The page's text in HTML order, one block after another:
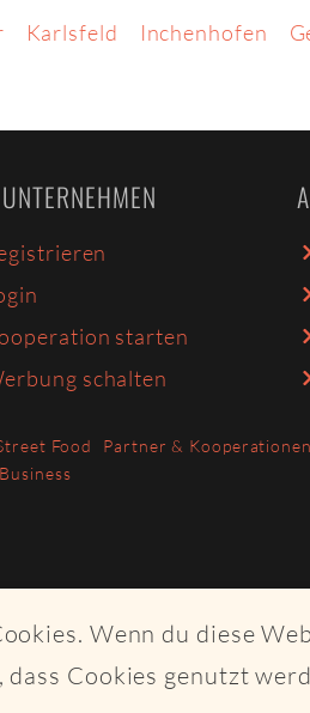
Wenn du diese
Cookies genutzt
Karlsfeld Inchenhofen
starten
schalten
Food Partner & Kooperationen